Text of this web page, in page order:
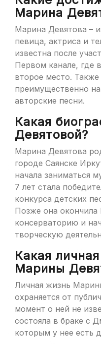
Марина
Марина Девятова –
певица, актриса и
известна после
Первом канале, где
второе место. Также
преимущественно
авторские песни.
Какая
Девятовой?
Марина Девятова
городе Саянске
начала заниматься
7 лет стала
конкурса детских
Позже она окончила
консерваторию и
творческую
Какая
Марины
Личная жизнь
охраняется от
момент о ней не
состояла в браке с
которым у нее есть